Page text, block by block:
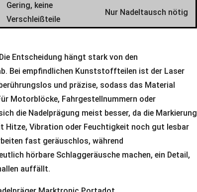
Gering, keine
Verschleißteile
Nur Nadeltausch nötig
Entscheidung hängt stark von den
Bei empfindlichen Kunststoffteilen ist der Laser
und präzise, sodass das Material
Motorblöcke, Fahrgestellnummern oder
die Nadelprägung meist besser, da die Markierung
Hitze, Vibration oder Feuchtigkeit noch gut lesbar
fast geräuschlos, während
hörbare Schlaggeräusche machen, ein Detail,
auffällt.